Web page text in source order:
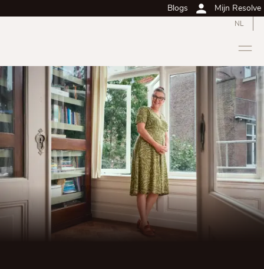
Blogs Mijn Resolve
NL